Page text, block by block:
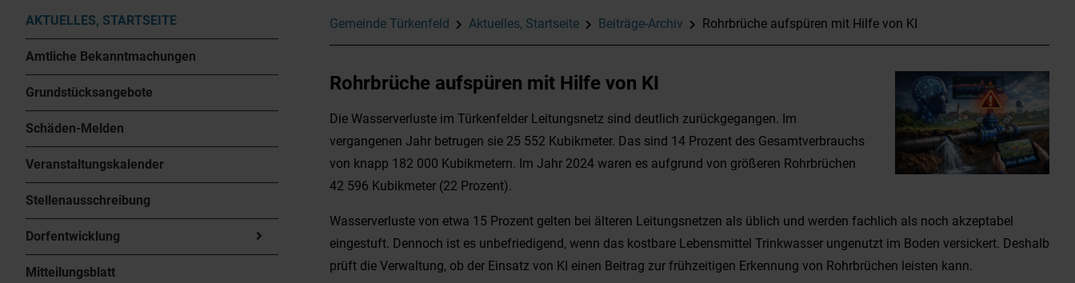
AKTUELLES, STARTSEITE
Amtliche Bekanntmachungen
Grundstücksangebote
Schäden-Melden
Veranstaltungskalender
Stellenausschreibung
Dorfentwicklung
Mitteilungsblatt
Gemeinde Türkenfeld Aktuelles, Startseite Beiträge-Archiv Rohrbrüche aufspüren mit Hilfe von KI
Rohrbrüche aufspüren mit Hilfe von KI
Die Wasserverluste im Türkenfelder Leitungsnetz sind deutlich zurückgegangen. Im
vergangenen Jahr betrugen sie 25 552 Kubikmeter. Das sind 14 Prozent des Gesamtverbrauchs
von knapp 182 000 Kubikmetern. Im Jahr 2024 waren es aufgrund von größeren Rohrbrüchen
42 596 Kubikmeter (22 Prozent).
Wasserverluste von etwa 15 Prozent gelten bei älteren Leitungsnetzen als üblich und werden fachlich als noch akzeptabel
eingestuft. Dennoch ist es unbefriedigend, wenn das kostbare Lebensmittel Trinkwasser ungenutzt im Boden versickert. Deshalb
prüft die Verwaltung, ob der Einsatz von KI einen Beitrag zur frühzeitigen Erkennung von Rohrbrüchen leisten kann.